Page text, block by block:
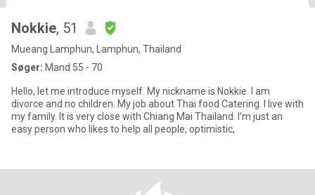
Nokkie, 51
Mueang Lamphun, Lamphun, Thailand
Søger: Mand 55 - 70
Hello, let me introduce myself. My nickname is Nokkie. I am
divorce and no children. My job about Thai food Catering. I live with
my family. It is very close with Chiang Mai Thailand. I’m just an
easy person who likes to help all people, optimistic,